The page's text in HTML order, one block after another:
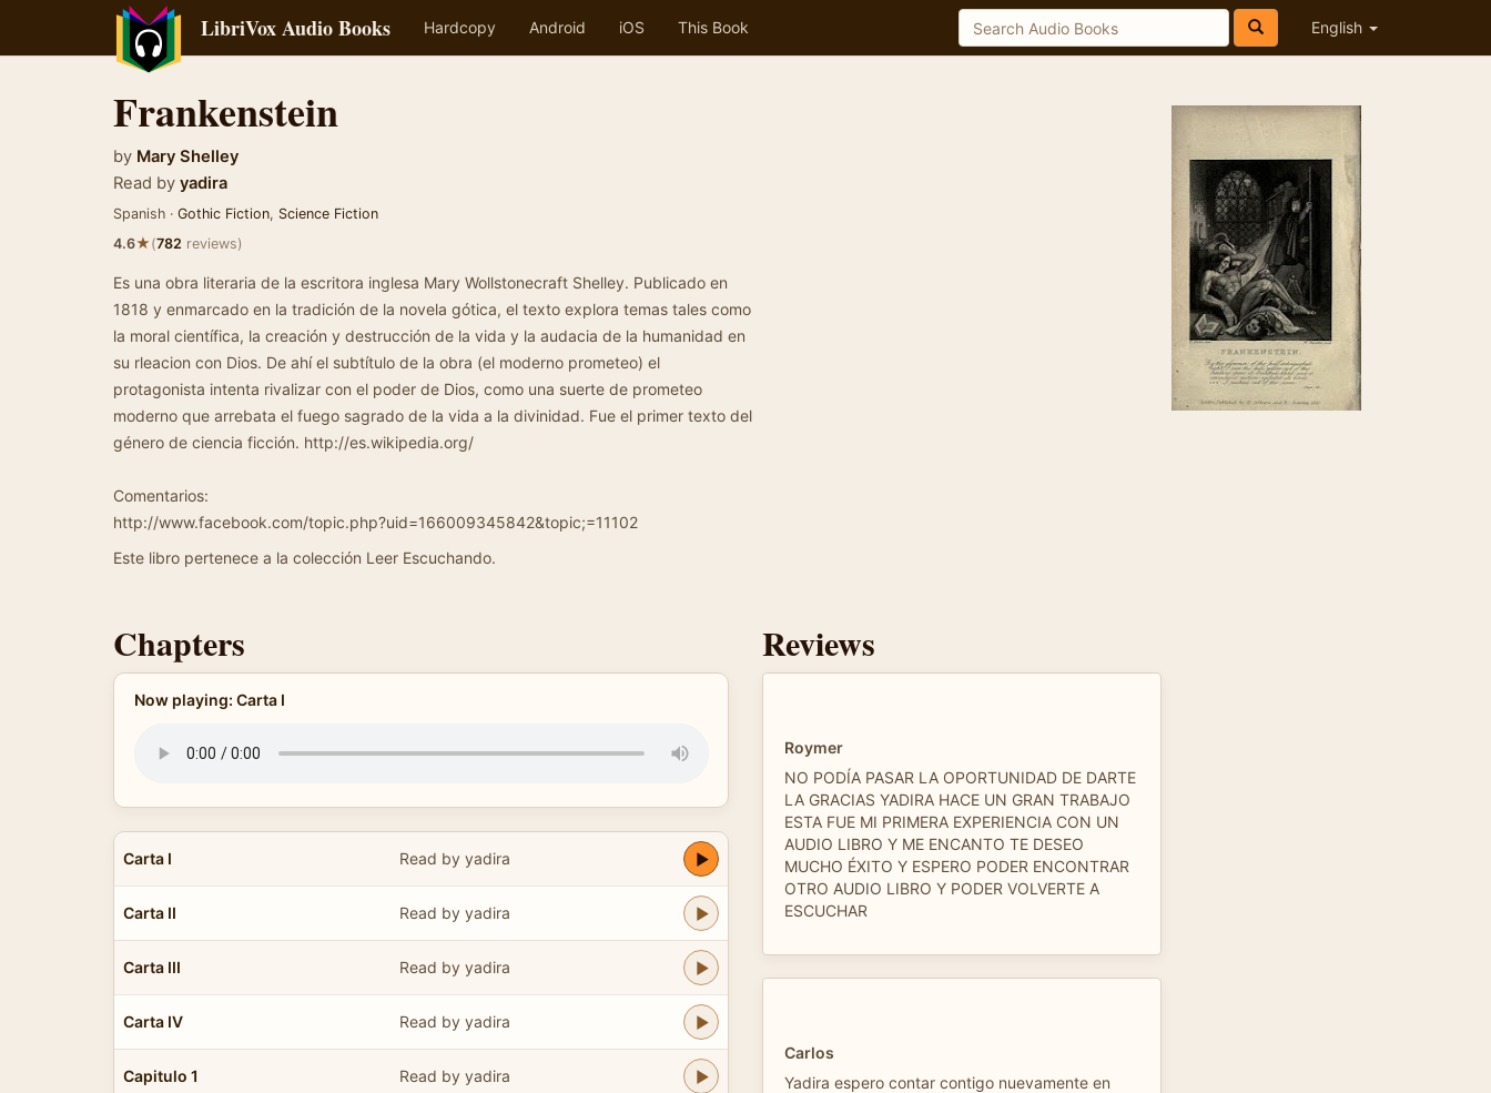
LibriVox Audio Books Hardcopy Android iOS This Book English
Frankenstein
by Mary Shelley
Read by yadira
Spanish · Gothic Fiction, Science Fiction
4.6★(782 reviews)
Es una obra literaria de la escritora inglesa Mary Wollstonecraft Shelley. Publicado en
1818 y enmarcado en la tradición de la novela gótica, el texto explora temas tales como
la moral científica, la creación y destrucción de la vida y la audacia de la humanidad en
su rleacion con Dios. De ahí el subtítulo de la obra (el moderno prometeo) el
protagonista intenta rivalizar con el poder de Dios, como una suerte de prometeo
moderno que arrebata el fuego sagrado de la vida a la divinidad. Fue el primer texto del
género de ciencia ficción. http://es.wikipedia.org/
Comentarios:
http://www.facebook.com/topic.php?uid=166009345842&topic;=11102
Este libro pertenece a la colección Leer Escuchando.
Chapters
Now playing: Carta I
Carta I Read by yadira
Carta II Read by yadira
Carta III Read by yadira
Carta IV Read by yadira
Capitulo 1 Read by yadira
Reviews
Roymer
NO PODÍA PASAR LA OPORTUNIDAD DE DARTE
LA GRACIAS YADIRA HACE UN GRAN TRABAJO
ESTA FUE MI PRIMERA EXPERIENCIA CON UN
AUDIO LIBRO Y ME ENCANTO TE DESEO
MUCHO ÉXITO Y ESPERO PODER ENCONTRAR
OTRO AUDIO LIBRO Y PODER VOLVERTE A
ESCUCHAR
Carlos
Yadira espero contar contigo nuevamente en